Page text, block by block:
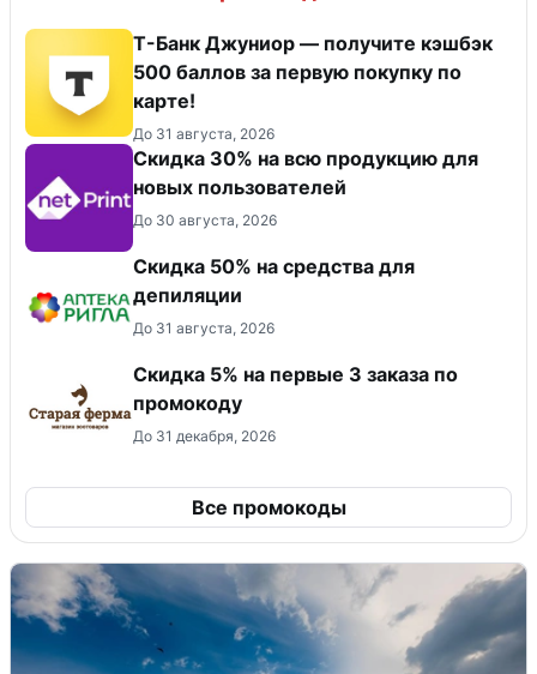
Т-Банк Джуниор — получите кэшбэк
500 баллов за первую покупку по
карте!
До 31 августа, 2026
Скидка 30% на всю продукцию для
новых пользователей
До 30 августа, 2026
Скидка 50% на средства для
депиляции
До 31 августа, 2026
Скидка 5% на первые 3 заказа по
промокоду
До 31 декабря, 2026
Все промокоды